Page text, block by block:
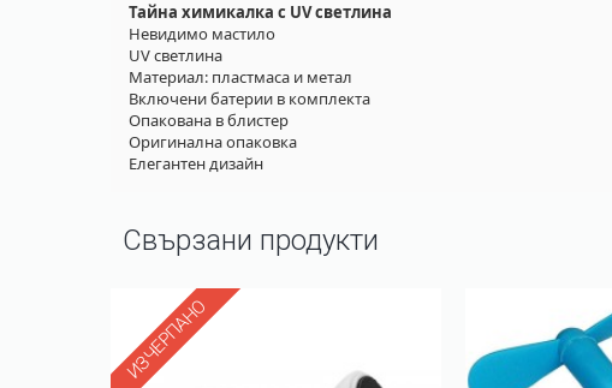
Тайна химикалка с UV светлина
Невидимо мастило
UV светлина
Материал: пластмаса и метал
Включени батерии в комплекта
Опакована в блистер
Оригинална опаковка
Елегантен дизайн
Свързани продукти
ИЗЧЕРПАНО